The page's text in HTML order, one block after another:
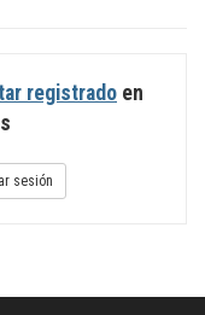
registrado en
sesión